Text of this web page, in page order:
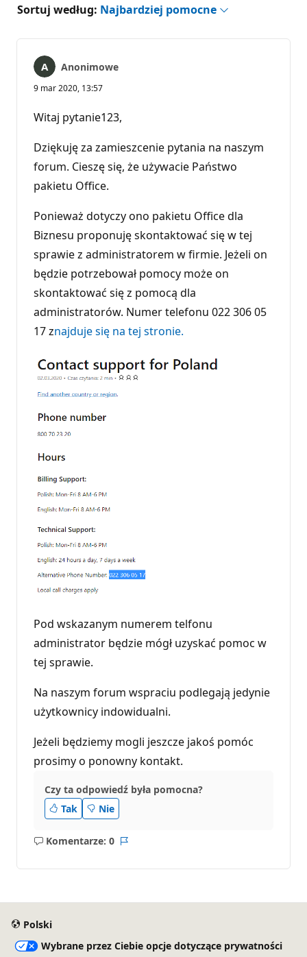
Sortuj według: Najbardziej pomocne
Anonimowe
9 mar 2020, 13:57
Witaj pytanie123,
Dziękuję za zamieszcenie pytania na naszym
forum. Cieszę się, że używacie Państwo
pakietu Office.
Ponieważ dotyczy ono pakietu Office dla
Biznesu proponuję skontaktować się w tej
sprawie z administratorem w firmie. Jeżeli on
będzie potrzebował pomocy może on
skontaktować się z pomocą dla
administratorów. Numer telefonu 022 306 05
17 znajduje się na tej stronie.
Pod wskazanym numerem telfonu
administrator będzie mógł uzyskać pomoc w
tej sprawie.
Na naszym forum wspraciu podlegają jedynie
użytkownicy indowidualni.
Jeżeli będziemy mogli jeszcze jakoś pomóc
prosimy o ponowny kontakt.
Czy ta odpowiedź była pomocna?
Tak
Nie
Komentarze: 0
Brak
Polski
Wybrane przez Ciebie opcje dotyczące prywatności